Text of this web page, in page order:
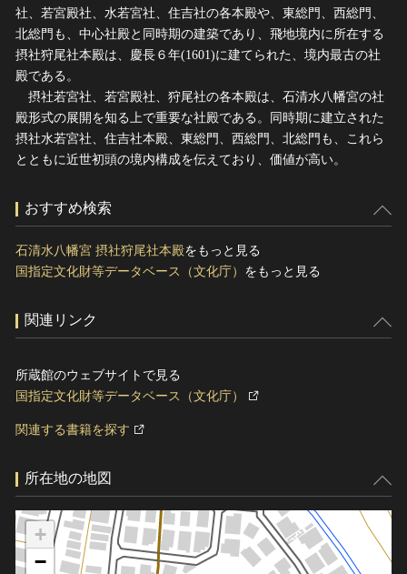
社、若宮殿社、水若宮社、住吉社の各本殿や、東総門、西総門、
北総門も、中心社殿と同時期の建築であり、飛地境内に所在する
摂社狩尾社本殿は、慶長６年(1601)に建てられた、境内最古の社
殿である。
摂社若宮社、若宮殿社、狩尾社の各本殿は、石清水八幡宮の社
殿形式の展開を知る上で重要な社殿である。同時期に建立された
摂社水若宮社、住吉社本殿、東総門、西総門、北総門も、これら
とともに近世初頭の境内構成を伝えており、価値が高い。
おすすめ検索
石清水八幡宮 摂社狩尾社本殿をもっと見る
国指定文化財等データベース（文化庁） をもっと見る
関連リンク
所蔵館のウェブサイトで見る
国指定文化財等データベース（文化庁）
関連する書籍を探す
所在地の地図
+
−